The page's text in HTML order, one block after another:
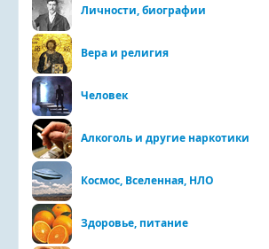
Личности, биографии
Вера и религия
Человек
Алкоголь и другие наркотики
Космос, Вселенная, НЛО
Здоровье, питание